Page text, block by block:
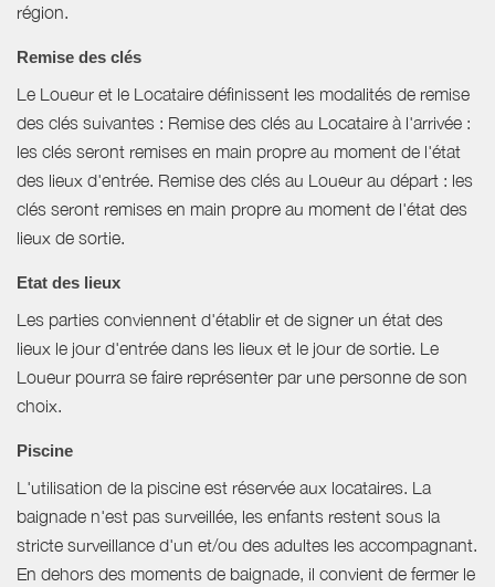
région.
Remise des clés
Le Loueur et le Locataire définissent les modalités de remise
des clés suivantes : Remise des clés au Locataire à l'arrivée :
les clés seront remises en main propre au moment de l'état
des lieux d'entrée. Remise des clés au Loueur au départ : les
clés seront remises en main propre au moment de l'état des
lieux de sortie.
Etat des lieux
Les parties conviennent d'établir et de signer un état des
lieux le jour d'entrée dans les lieux et le jour de sortie. Le
Loueur pourra se faire représenter par une personne de son
choix.
Piscine
L'utilisation de la piscine est réservée aux locataires. La
baignade n'est pas surveillée, les enfants restent sous la
stricte surveillance d'un et/ou des adultes les accompagnant.
En dehors des moments de baignade, il convient de fermer le